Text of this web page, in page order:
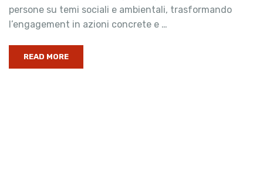
persone su temi sociali e ambientali, trasformando
l’engagement in azioni concrete e …
READ MORE